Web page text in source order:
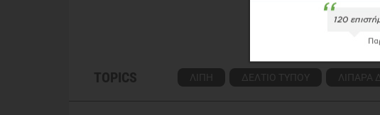
TOPICS ΛΙΠΗ ΔΕΛΤΙΟ ΤΥΠΟΥ ΛΙΠΑΡΑ